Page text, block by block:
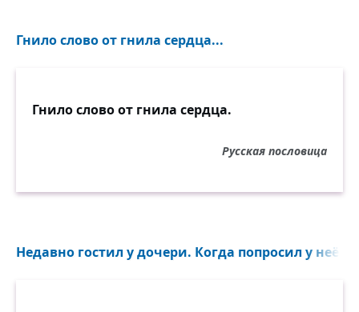
Гнило слово от гнила сердца...
Гнило слово от гнила сердца.
Русская пословица
Недавно гостил у дочери. Когда попросил у неё